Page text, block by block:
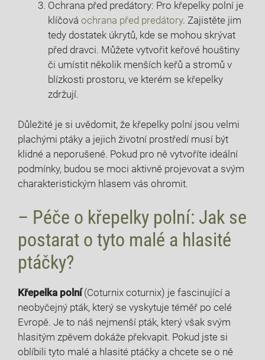
Ochrana před predátory: Pro křepelky polní je
klíčová ochrana před predátory. Zajistěte jim
tedy dostatek úkrytů, kde se mohou skrývat
před dravci. Můžete vytvořit keřové houštiny
či umístit několik menších keřů a stromů v
blízkosti prostoru, ve kterém se křepelky
zdržují.
Důležité je si uvědomit, že křepelky polní jsou velmi
plachými ptáky a jejich životní prostředí musí být
klidné a neporušené. Pokud pro ně vytvoříte ideální
podmínky, budou se moci aktivně projevovat a svým
charakteristickým hlasem vás ohromit.
– Péče o křepelky polní: Jak se
postarat o tyto malé a hlasité
ptáčky?
Křepelka polní(Coturnix coturnix) je fascinující a
neobyčejný pták, který se vyskytuje téměř po celé
Evropě. Je to náš nejmenší pták, který však svým
hlasitým zpěvem dokáže překvapit. Pokud jste si
oblíbili tyto malé a hlasité ptáčky a chcete se o ně